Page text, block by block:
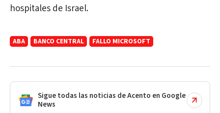
hospitales de Israel.
ABA BANCO CENTRAL FALLO MICROSOFT
Sigue todas las noticias de Acento en Google
News